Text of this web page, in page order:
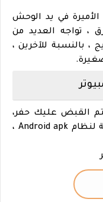
في يد الوحش
، تواجه العديد من
، بالنسبة للآخرين ،
القبض عليك حفر،
لنظام Android apk ،